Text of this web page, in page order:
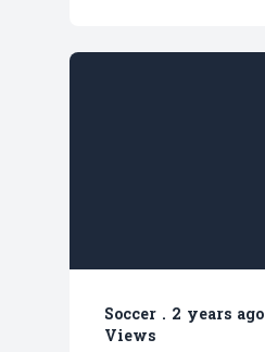
Soccer . 2 years ago
Views